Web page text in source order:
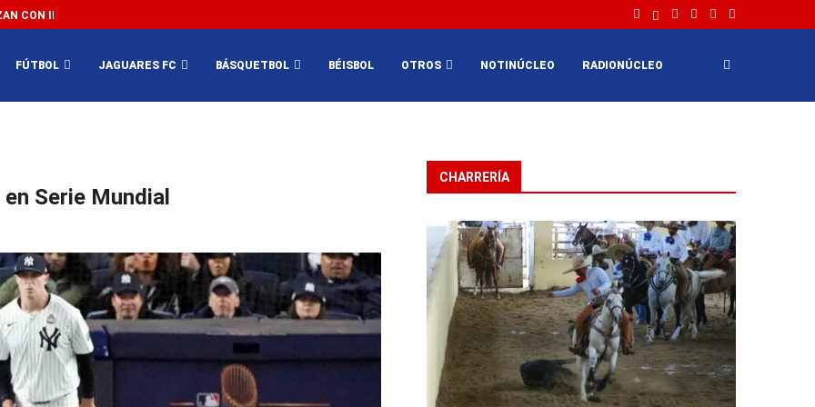
CON IMPEDIR EL MÉXICO VS SUDÁFRICA...
FÚTBOL JAGUARES FC BÁSQUETBOL BÉISBOL OTROS NOTINÚCLEO RADIONÚCLEO
Serie Mundial
CHARRERÍA